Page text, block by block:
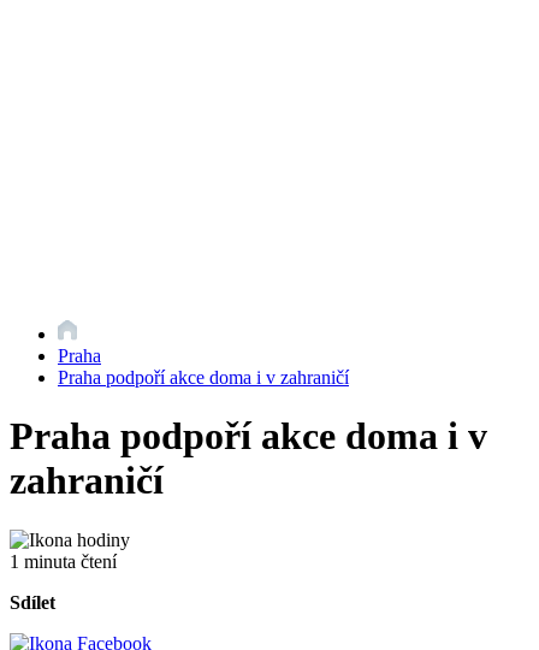
Praha
Praha podpoří akce doma i v zahraničí
Praha podpoří akce doma i v
zahraničí
1 minuta čtení
Sdílet